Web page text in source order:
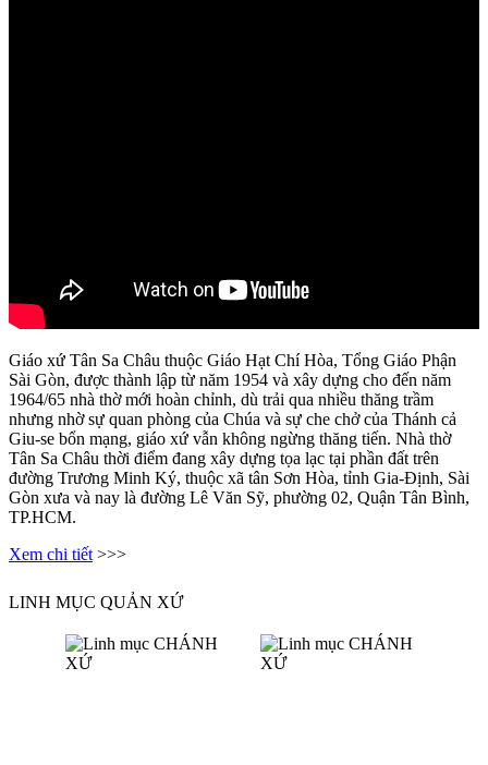
Giáo xứ Tân Sa Châu thuộc Giáo Hạt Chí Hòa, Tổng Giáo Phận
Sài Gòn, được thành lập từ năm 1954 và xây dựng cho đến năm
1964/65 nhà thờ mới hoàn chỉnh, dù trải qua nhiều thăng trầm
nhưng nhờ sự quan phòng của Chúa và sự che chở của Thánh cả
Giu-se bổn mạng, giáo xứ vẫn không ngừng thăng tiến. Nhà thờ
Tân Sa Châu thời điểm đang xây dựng tọa lạc tại phần đất trên
đường Trương Minh Ký, thuộc xã tân Sơn Hòa, tỉnh Gia-Định, Sài
Gòn xưa và nay là đường Lê Văn Sỹ, phường 02, Quận Tân Bình,
TP.HCM.
Xem chi tiết >>>
LINH MỤC QUẢN XỨ